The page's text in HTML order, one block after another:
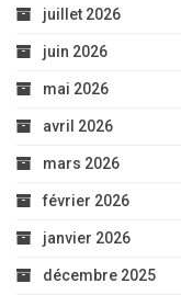
juillet 2026
juin 2026
mai 2026
avril 2026
mars 2026
février 2026
janvier 2026
décembre 2025